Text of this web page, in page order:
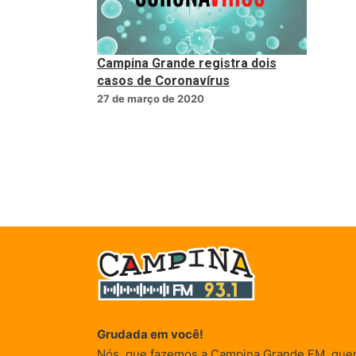
Campina Grande registra dois
casos de Coronavírus
27 de março de 2020
Grudada em você!